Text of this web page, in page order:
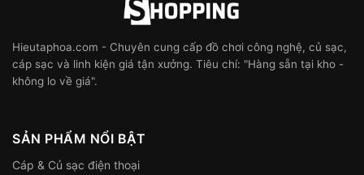
Hieutaphoa.com - Chuyên cung cấp đồ chơi công nghệ, củ sạc,
cáp sạc và linh kiện giá tận xưởng. Tiêu chí: "Hàng sẵn tại kho -
không lo về giá".
SẢN PHẨM NỔI BẬT
Cáp & Củ sạc điện thoại